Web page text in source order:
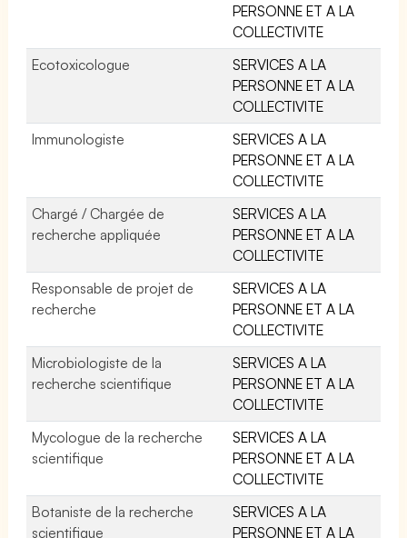
PERSONNE ET A LA
COLLECTIVITE
Ecotoxicologue
SERVICES A LA
PERSONNE ET A LA
COLLECTIVITE
Immunologiste
SERVICES A LA
PERSONNE ET A LA
COLLECTIVITE
Chargé / Chargée de
recherche appliquée
SERVICES A LA
PERSONNE ET A LA
COLLECTIVITE
Responsable de projet de
recherche
SERVICES A LA
PERSONNE ET A LA
COLLECTIVITE
Microbiologiste de la
recherche scientifique
SERVICES A LA
PERSONNE ET A LA
COLLECTIVITE
Mycologue de la recherche
scientifique
SERVICES A LA
PERSONNE ET A LA
COLLECTIVITE
Botaniste de la recherche
scientifique
SERVICES A LA
PERSONNE ET A LA